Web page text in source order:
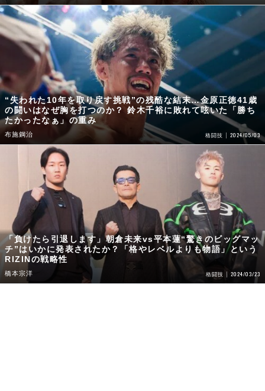
“失われた10年を取り戻す挑戦”の残酷な結末…金原正徳41歳
の闘いはなぜ胸を打つのか？ 鈴木千裕に敗れて呟いた「勝ち
たかったなぁ」の重み
布施鋼治 格闘技 2024/05/03
「負けたら引退します」朝倉未来vs平本蓮“驚きのビッグマッ
チ”はいかに発表されたか？「格やレベルよりも物語」という
RIZINの戦略性
橋本宗洋 格闘技 2024/03/23